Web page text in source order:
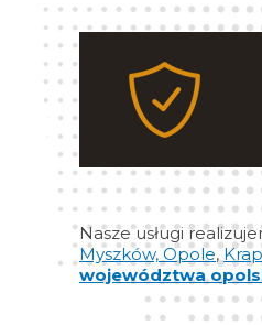
Nasze usługi
Myszków,Opole,
województwa